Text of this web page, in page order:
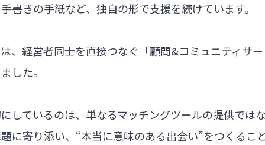
書きの手紙など、独自の形で支援を続けています。
、経営者同士を直接つなぐ「顧問&コミュニティサ
した。
しているのは、単なるマッチングツールの提供では
に寄り添い、“本当に意味のある出会い”をつくるこ